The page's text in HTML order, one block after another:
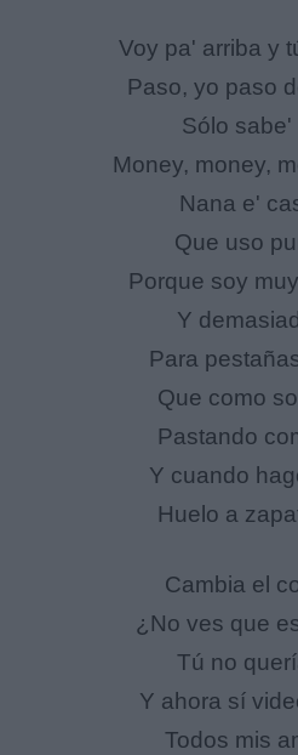
Voy pa' arriba y
Paso, yo paso
Sólo sabe'
Money, money,
Nana e'
Que uso
Porque soy
Y
Para
Que como
Pastando
Y cuando
Huelo a
Cambia el
¿No ves que
Tú no
Y ahora sí
Todos mis